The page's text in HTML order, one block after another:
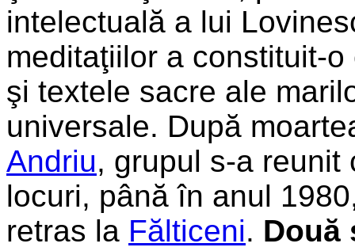
intelectuală a lui
meditaţiilor a constituit-
şi textele sacre ale
universale. După
Andriu, grupul s-a
locuri, până în anul
retras la Fălticeni. Două